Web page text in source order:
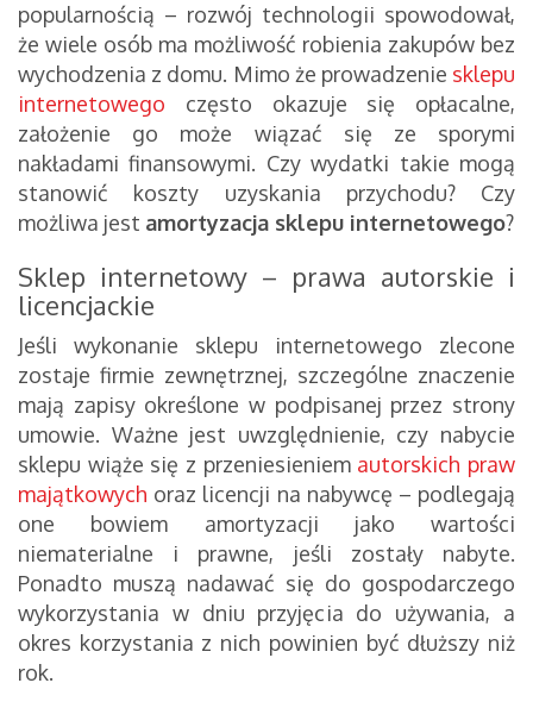
popularnością – rozwój technologii spowodował,
że wiele osób ma możliwość robienia zakupów bez
wychodzenia z domu. Mimo że prowadzenie sklepu
internetowego często okazuje się opłacalne,
założenie go może wiązać się ze sporymi
nakładami finansowymi. Czy wydatki takie mogą
stanowić koszty uzyskania przychodu? Czy
możliwa jest amortyzacja sklepu internetowego?
Sklep internetowy – prawa autorskie i
licencjackie
Jeśli wykonanie sklepu internetowego zlecone
zostaje firmie zewnętrznej, szczególne znaczenie
mają zapisy określone w podpisanej przez strony
umowie. Ważne jest uwzględnienie, czy nabycie
sklepu wiąże się z przeniesieniem autorskich praw
majątkowych oraz licencji na nabywcę – podlegają
one bowiem amortyzacji jako wartości
niematerialne i prawne, jeśli zostały nabyte.
Ponadto muszą nadawać się do gospodarczego
wykorzystania w dniu przyjęcia do używania, a
okres korzystania z nich powinien być dłuższy niż
rok.